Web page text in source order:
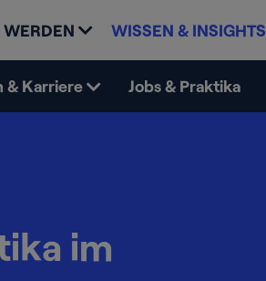
WERDEN WISSEN & INSIGHTS
& Karriere Jobs & Praktika
im